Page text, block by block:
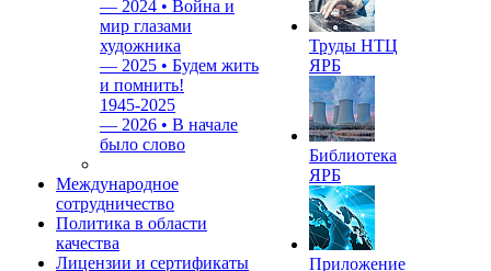
— 2024 • Война и
мир глазами
художника
— 2025 • Будем жить
и помнить!
1945-2025
— 2026 • В начале
было слово
Международное
сотрудничество
Политика в области
качества
Лицензии и сертификаты
Труды НТЦ
ЯРБ
Библиотека
ЯРБ
Приложение